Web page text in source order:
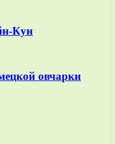
Кун
овчарки